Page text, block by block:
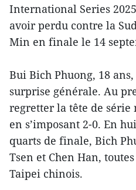
International Series
avoir perdu contre la
Min en finale le 14
Bui Bich Phuong, 18
surprise générale. Au
regretter la tête de
en s’imposant 2-0. En
quarts de finale, Bich
Tsen et Chen Han,
Taipei chinois.